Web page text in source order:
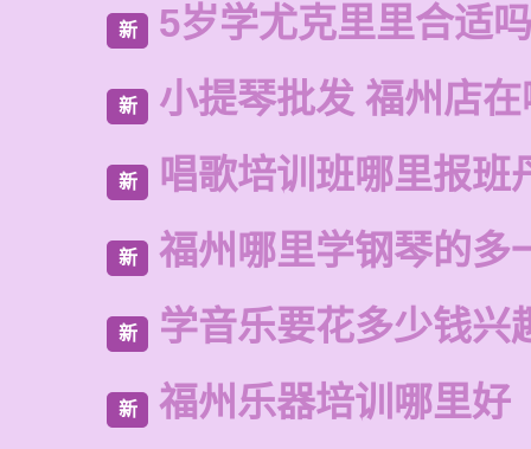
新 5岁学尤克里里合适吗
新 小提琴批发 福州店
新 唱歌培训班哪里报班
新 福州哪里学钢琴的多
新 学音乐要花多少钱兴
新 福州乐器培训哪里好